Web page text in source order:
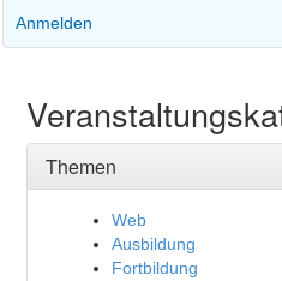
Anmelden
Themen
Web
Ausbildung
Fortbildung